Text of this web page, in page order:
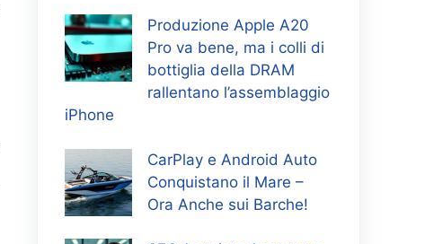
Produzione Apple A20
Pro va bene, ma i colli di
bottiglia della DRAM
rallentano l’assemblaggio
iPhone
CarPlay e Android Auto
Conquistano il Mare –
Ora Anche sui Barche!